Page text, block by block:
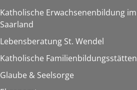
Katholische Erwachsenenbildung im
Saarland
Lebensberatung St. Wendel
Katholische Familienbildungsstätten
Glaube & Seelsorge